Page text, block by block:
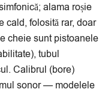
alama roșie
cald, folosită rar, doar
cheie sunt pistoanele
tubul
Calibrul (bore)
sonor — modelele